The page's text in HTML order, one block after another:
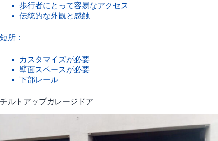
歩行者にとって容易なアクセス
伝統的な外観と感触
短所：
カスタマイズが必要
壁面スペースが必要
下部レール
チルトアップガレージドア